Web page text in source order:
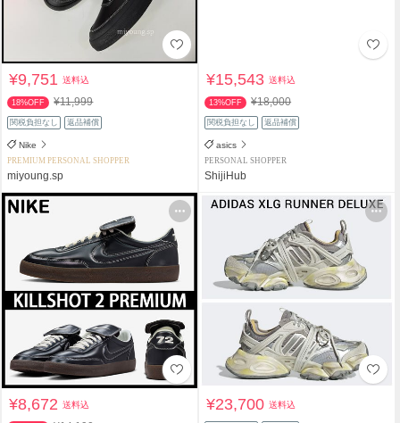
¥9,751送料込
18%OFF ¥11,999
関税負担なし 返品補償
Nike
PREMIUM PERSONAL SHOPPER
miyoung.sp
¥15,543送料込
13%OFF ¥18,000
関税負担なし 返品補償
asics
PERSONAL SHOPPER
ShijiHub
¥8,672送料込 ¥23,700送料込